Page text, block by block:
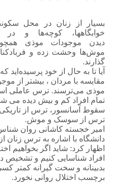
بسیار از زنان در محل
خوابگاهها، کوچه‌ها و
دیدن موجودات موذی
موش‌ها وحشت زده و
گذارند.
آیا تا به حال از خود پرسیده‌اید
مقایسه با مردان ، بیشتر از
موذی می‌ترسند. ترس عاملی
تمام افراد کم و بیش دیده می
سقوط آسانسور، ترس از
ترس از سوسک و موش.
امیر خجسته کاشانی روان
دانشگاه با اشاره به ترس زنان
اظهار کرد: شاید اگر بخواهیم
افراد شناسایی کنیم و تشخیص
بدبینانه و سخت گیرانه کمتر
برچسب اختلال روانی نخورد.